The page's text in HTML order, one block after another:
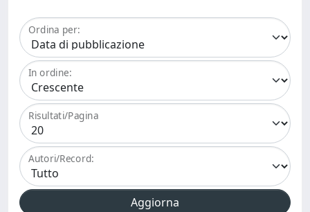
Ordina per:
In ordine:
Risultati/Pagina
Autori/Record: